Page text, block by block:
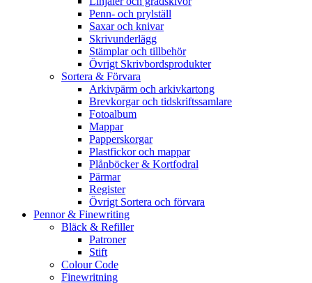
Penn- och prylställ
Saxar och knivar
Skrivunderlägg
Stämplar och tillbehör
Övrigt Skrivbordsprodukter
Sortera & Förvara
Arkivpärm och arkivkartong
Brevkorgar och tidskriftssamlare
Fotoalbum
Mappar
Papperskorgar
Plastfickor och mappar
Plånböcker & Kortfodral
Pärmar
Register
Övrigt Sortera och förvara
Pennor & Finewriting
Bläck & Refiller
Patroner
Stift
Colour Code
Finewritning